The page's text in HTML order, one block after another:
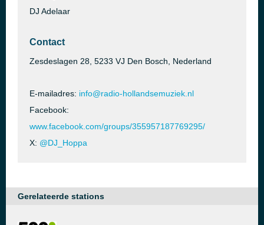
DJ Adelaar
Contact
Zesdeslagen 28, 5233 VJ Den Bosch, Nederland
E-mailadres: info@radio-hollandsemuziek.nl
Facebook:
www.facebook.com/groups/355957187769295/
X: @DJ_Hoppa
Gerelateerde stations